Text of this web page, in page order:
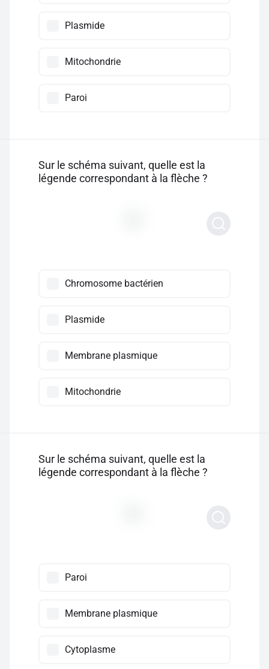
Plasmide
Mitochondrie
Paroi
Sur le schéma suivant, quelle est la
légende correspondant à la flèche ?
Chromosome bactérien
Plasmide
Membrane plasmique
Mitochondrie
Sur le schéma suivant, quelle est la
légende correspondant à la flèche ?
Paroi
Membrane plasmique
Cytoplasme